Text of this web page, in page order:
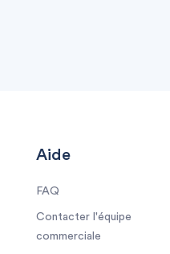
Aide
FAQ
Contacter l'équipe
commerciale